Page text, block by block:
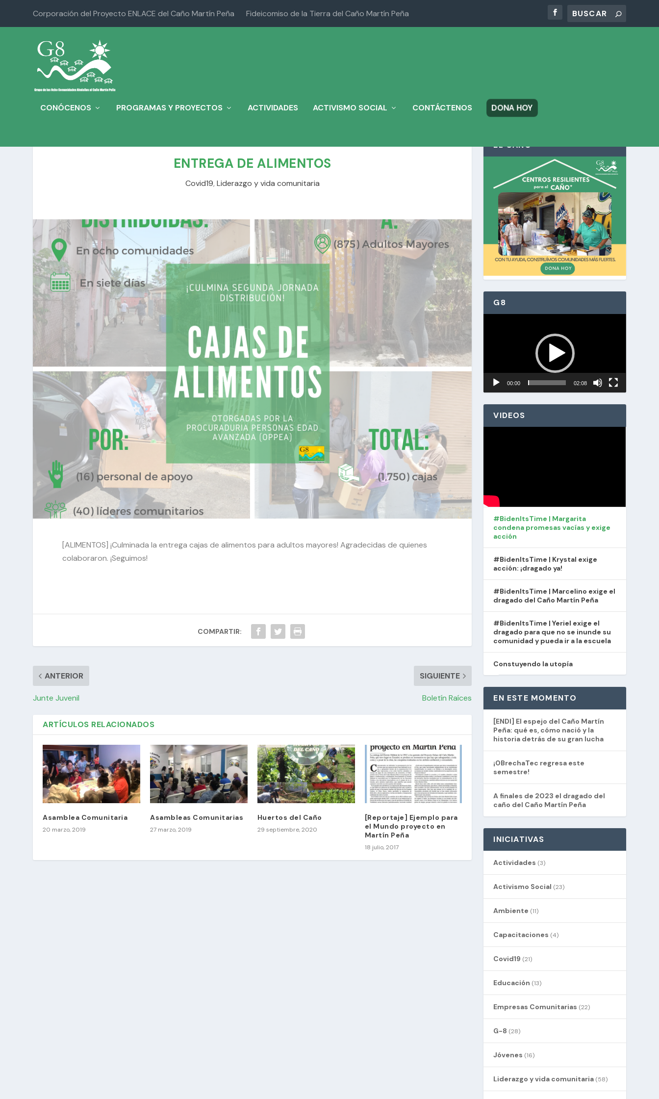
Corporación del Proyecto ENLACE del Caño Martín Peña Fideicomiso de la Tierra del Caño Martín Peña
CONÓCENOS PROGRAMAS Y PROYECTOS ACTIVIDADES ACTIVISMO SOCIAL CONTÁCTENOS DONA HOY
ENTREGA DE ALIMENTOS
Covid19, Liderazgo y vida comunitaria
[ALIMENTOS] ¡Culminada la entrega cajas de alimentos para adultos mayores! Agradecidas de quienes
colaboraron. ¡Seguimos!
COMPARTIR:
ANTERIOR
Junte Juvenil
SIGUIENTE
Boletín Raíces
ARTÍCULOS RELACIONADOS
Asamblea Comunitaria
20 marzo, 2019
Asambleas Comunitarias
27 marzo, 2019
Huertos del Caño
29 septiembre, 2020
[Reportaje] Ejemplo para
el Mundo proyecto en
Martín Peña
18 julio, 2017
EL CAÑO*
G8
00:00 02:08
VIDEOS
#BidenItsTime | Margarita
condena promesas vacías y exige
acción
#BidenItsTime | Krystal exige
acción: ¡dragado ya!
#BidenItsTime | Marcelino exige el
dragado del Caño Martín Peña
#BidenItsTime | Yeriel exige el
dragado para que no se inunde su
comunidad y pueda ir a la escuela
Constuyendo la utopía
EN ESTE MOMENTO
[ENDI] El espejo del Caño Martín
Peña: qué es, cómo nació y la
historia detrás de su gran lucha
¡0BrechaTec regresa este
semestre!
A finales de 2023 el dragado del
caño del Caño Martín Peña
INICIATIVAS
Actividades (3)
Activismo Social (23)
Ambiente (11)
Capacitaciones (4)
Covid19 (21)
Educación (13)
Empresas Comunitarias (22)
G-8 (28)
Jóvenes (16)
Liderazgo y vida comunitaria (58)